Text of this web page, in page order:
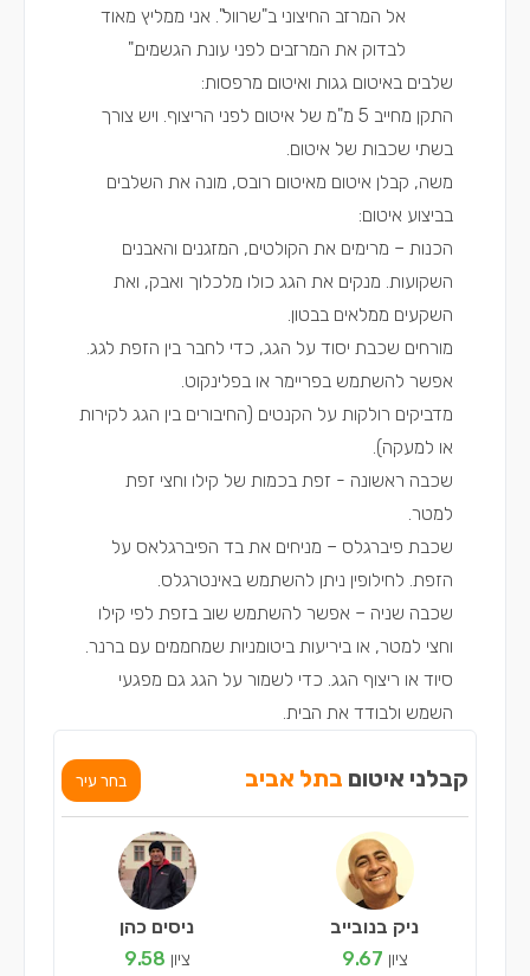
אל המרזב החיצוני ב"שרוול". אני ממליץ מאוד
לבדוק את המרזבים לפני עונת הגשמים."
שלבים באיטום גגות ואיטום מרפסות:
התקן מחייב 5 מ"מ של איטום לפני הריצוף. ויש צורך
בשתי שכבות של איטום.
משה, קבלן איטום מאיטום רובס, מונה את השלבים
בביצוע איטום:
הכנות – מרימים את הקולטים, המזגנים והאבנים
השקועות. מנקים את הגג כולו מלכלוך ואבק, ואת
השקעים ממלאים בבטון.
מורחים שכבת יסוד על הגג, כדי לחבר בין הזפת לגג.
אפשר להשתמש בפריימר או בפלינקוט.
מדביקים רולקות על הקנטים (החיבורים בין הגג לקירות
או למעקה).
שכבה ראשונה - זפת בכמות של קילו וחצי זפת
למטר.
שכבת פיברגלס – מניחים את בד הפיברגלאס על
הזפת. לחילופין ניתן להשתמש באינטרגלס.
שכבה שניה – אפשר להשתמש שוב בזפת לפי קילו
וחצי למטר, או ביריעות ביטומניות שמחממים עם ברנר.
סיוד או ריצוף הגג. כדי לשמור על הגג גם מפגעי
השמש ולבודד את הבית.
קבלני איטום בתל אביב בחר עיר
ניק בנובייב
ציון 9.67
ניסים כהן
ציון 9.58